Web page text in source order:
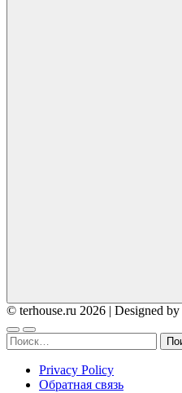
© terhouse.ru 2026 | Designed by
Найти:
Privacy Policy
Обратная связь